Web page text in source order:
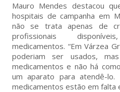
Mauro Mendes destacou
hospitais de campanha em
não se trata apenas de
profissionais
medicamentos. “Em Várzea
poderiam ser usados,
medicamentos e não há
um aparato para atendê-
medicamentos estão em falta